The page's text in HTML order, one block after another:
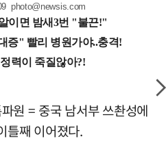
photo@newsis.com
원 = 중국 남서부 쓰촨성에
틀째 이어졌다.